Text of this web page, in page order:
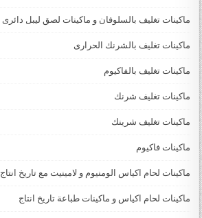
ماكينات تغليف بالسلوفان و ماكينات لصق ليبل دائرى
ماكينات تغليف بالشرنك الحرارى
ماكينات تغليف بالفاكيوم
ماكينات تغليف شرنك
ماكينات تغليف شرينك
ماكينات فاكيوم
ماكينات لحام اكياس الومنيوم و لامينيت مع تاريخ انتاج
ماكينات لحام اكياس و ماكينات طباعة تاريخ انتاج